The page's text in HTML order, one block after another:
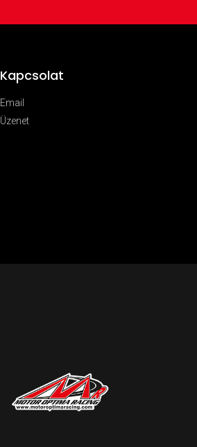
Kapcsolat
Email
Üzenet